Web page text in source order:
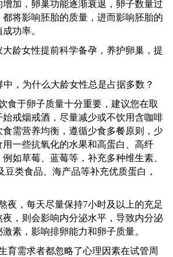
加，卵巢功能逐渐衰退，卵子数量过
将影响胚胎的质量，进而影响胚胎的
功率。
大龄女性提前科学备孕，养护卵巢，提
食于卵子质量十分重要，建议您在取
戒烟戒酒，尽量减少或不饮用含咖啡
食需营养均衡，遵循少食多餐原则，少
一些抗氧化的水果和高蛋白、高纤
如草莓、蓝莓等，补充多种维生素、
豆类食品、海产品等补充优质蛋白，
夜，每天尽量保持7小时及以上的充足
，则会影响内分泌水平，导致内分泌
素，影响排卵能力和卵子质量。
育需求者都忽略了心理因素在试管周